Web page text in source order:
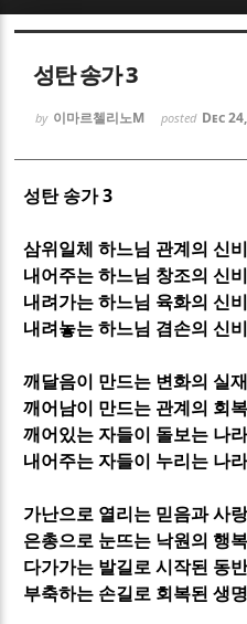
성탄 송가 3
by 이마르첼리노M posted Dec
성탄 송가3
삼위일체 하느님 관계의 신비
내어주는 하느님 창조의 신비
내려가는 하느님 육화의 신비
내려놓는 하느님 겸손의 신비
깨달음이 만드는 변화의 실재
깨어남이 만드는 관계의 회복
깨어있는 자들이 돌보는 나
내어주는 자들이 누리는 나
가난으로 열리는 믿음과 사
은총으로 눈뜨는 낙원의 행복
다가가는 발길로 시작된 동
부축하는 손길로 회복된 생명
Sketchbook5, 스
Sketchbook5, 스
Sketchbook5, 스
Sketchbook5, 스